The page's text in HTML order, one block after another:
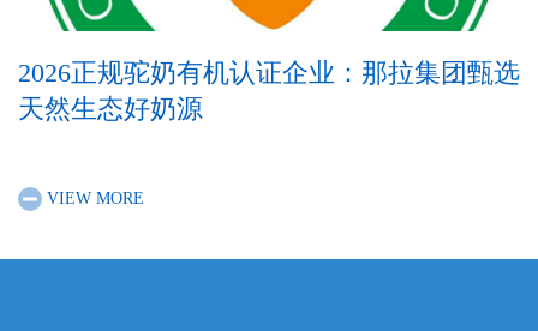
2026正规驼奶有机认证企业：那拉集团甄选
天然生态好奶源
VIEW MORE